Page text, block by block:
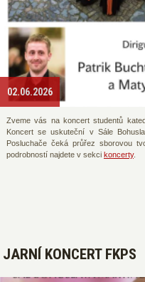
02.06.2026
Zveme vás na koncert studentů
Koncert se uskuteční v Sále
Posluchače čeká průřez sborovou
podrobností najdete v sekci koncerty.
JARNÍ KONCERT FKPS